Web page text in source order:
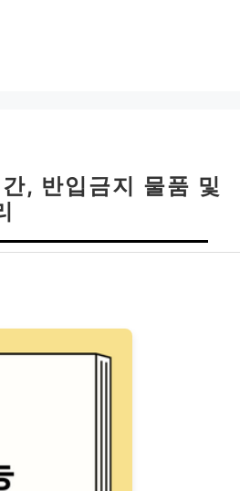
, 반입금지 물품 및